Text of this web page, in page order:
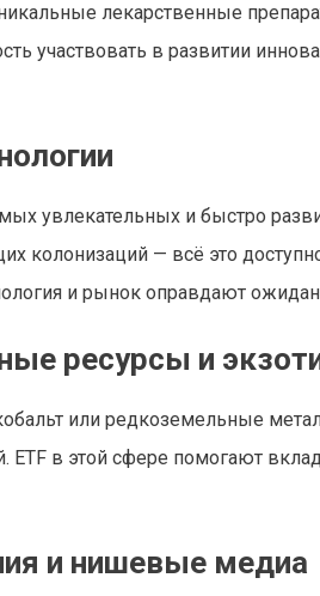
лекарственные
участвовать в развитии
увлекательных и быстро
колонизаций — всё это
и рынок оправдают
ресурсы и
или редкоземельные
ETF в этой сфере помогают
и нишевые медиа